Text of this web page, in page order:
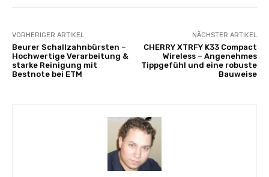
VORHERIGER ARTIKEL
Beurer Schallzahnbürsten –
Hochwertige Verarbeitung &
starke Reinigung mit
Bestnote bei ETM
NÄCHSTER ARTIKEL
CHERRY XTRFY K33 Compact
Wireless – Angenehmes
Tippgefühl und eine robuste
Bauweise